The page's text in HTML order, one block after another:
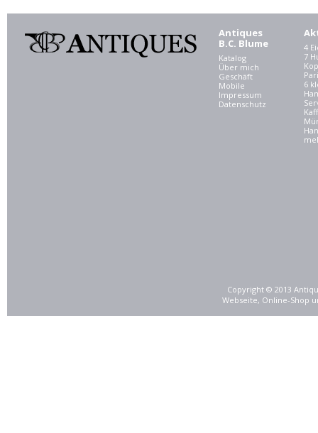
Antiques
B.C. Blume
Katalog
Über mich
Geschäft
Mobile
Impressum
Datenschutz
4
7
6
Copyright © 2013
Webseite, Online-Shop